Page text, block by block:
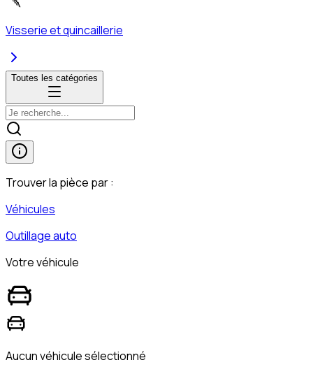
Visserie et quincaillerie
Toutes les catégories
Trouver la pièce par :
Véhicules
Outillage auto
Votre véhicule
Aucun véhicule sélectionné